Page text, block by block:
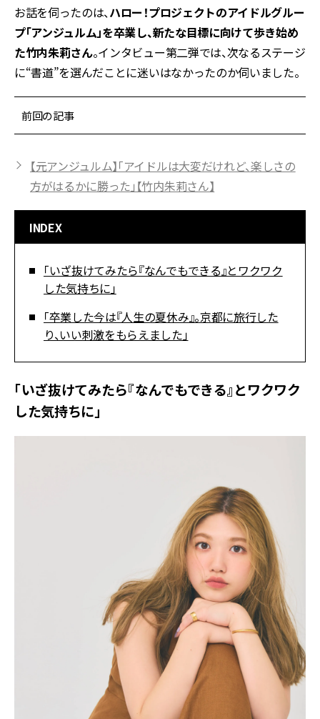
お話を伺ったのは、ハロー！プロジェクトのアイドルグルー
プ「アンジュルム」を卒業し、新たな目標に向けて歩き始め
た竹内朱莉さん。インタビュー第二弾では、次なるステージ
に“書道”を選んだことに迷いはなかったのか伺いました。
前回の記事
【元アンジュルム】「アイドルは大変だけれど、楽しさの
方がはるかに勝った」【竹内朱莉さん】
INDEX
「いざ抜けてみたら『なんでもできる』とワクワク
した気持ちに」
「卒業した今は『人生の夏休み』。京都に旅行した
り、いい刺激をもらえました」
「いざ抜けてみたら『なんでもできる』とワクワク
した気持ちに」